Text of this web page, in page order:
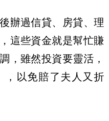
辦過信貸、房貸、理
這些資金就是幫忙賺
，雖然投資要靈活，
，以免賠了夫人又折